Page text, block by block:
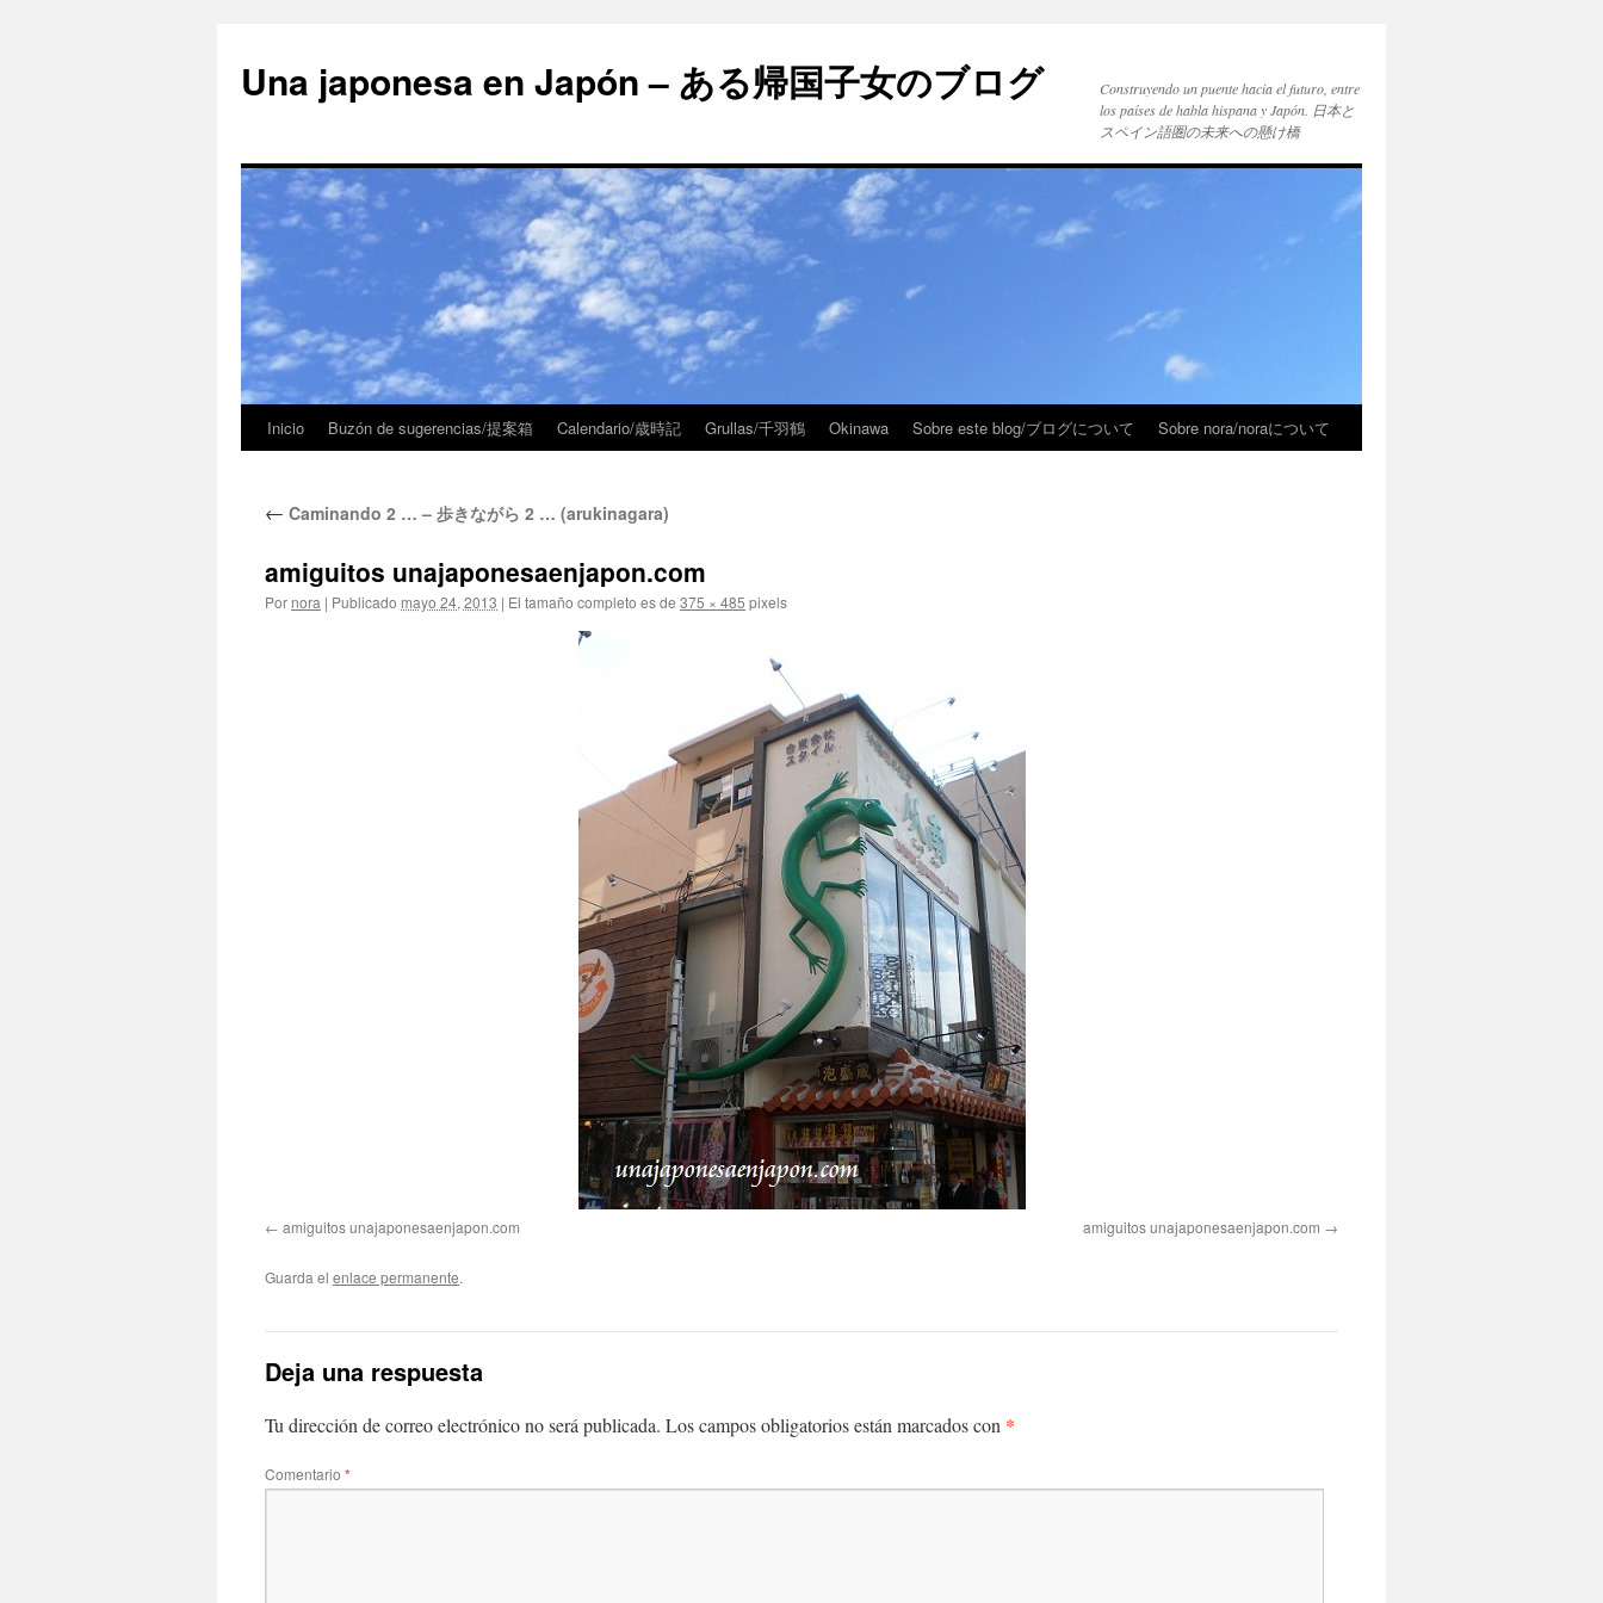
Una japonesa en Japón – ある帰国子女のブログ
Construyendo un puente hacia el futuro, entre
los países de habla hispana y Japón. 日本と
スペイン語圏の未来への懸け橋
Inicio Buzón de sugerencias/提案箱 Calendario/歳時記 Grullas/千羽鶴 Okinawa Sobre este blog/ブログについて Sobre nora/noraについて
← Caminando 2 … – 歩きながら 2 … (arukinagara)
amiguitos unajaponesaenjapon.com
Por nora | Publicado mayo 24, 2013 | El tamaño completo es de 375 × 485 pixels
amiguitos unajaponesaenjapon.com amiguitos unajaponesaenjapon.com
Guarda el enlace permanente.
Deja una respuesta
Tu dirección de correo electrónico no será publicada. Los campos obligatorios están marcados con *
Comentario *